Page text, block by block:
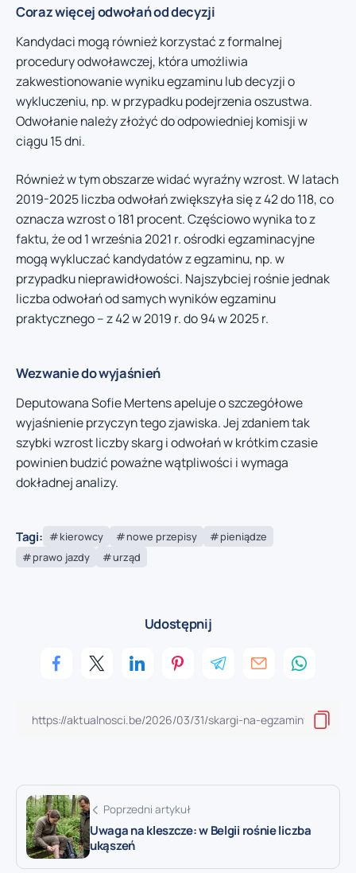
Coraz więcej odwołań od decyzji
Kandydaci mogą również korzystać z formalnej
procedury odwoławczej, która umożliwia
zakwestionowanie wyniku egzaminu lub decyzji o
wykluczeniu, np. w przypadku podejrzenia oszustwa.
Odwołanie należy złożyć do odpowiedniej komisji w
ciągu 15 dni.
Również w tym obszarze widać wyraźny wzrost. W latach
2019-2025 liczba odwołań zwiększyła się z 42 do 118, co
oznacza wzrost o 181 procent. Częściowo wynika to z
faktu, że od 1 września 2021 r. ośrodki egzaminacyjne
mogą wykluczać kandydatów z egzaminu, np. w
przypadku nieprawidłowości. Najszybciej rośnie jednak
liczba odwołań od samych wyników egzaminu
praktycznego – z 42 w 2019 r. do 94 w 2025 r.
Wezwanie do wyjaśnień
Deputowana Sofie Mertens apeluje o szczegółowe
wyjaśnienie przyczyn tego zjawiska. Jej zdaniem tak
szybki wzrost liczby skarg i odwołań w krótkim czasie
powinien budzić poważne wątpliwości i wymaga
dokładnej analizy.
Tagi: kierowcy nowe przepisy
pieniądze
prawo jazdy
urząd
Udostępnij
Poprzedni artykuł
Uwaga na kleszcze: w Belgii rośnie liczba
ukąszeń